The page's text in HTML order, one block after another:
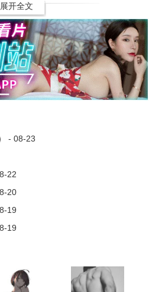
大佬精神病：许珍珍！你想得美！
首-发：po18x.vip(ωoо1⒏υip)
展开全文
- 08-23
22
20
19
19